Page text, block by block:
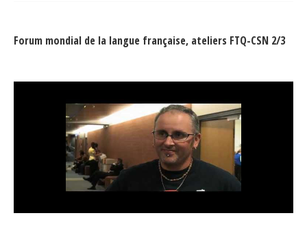
Forum mondial de la langue française, ateliers FTQ-CSN 2/3